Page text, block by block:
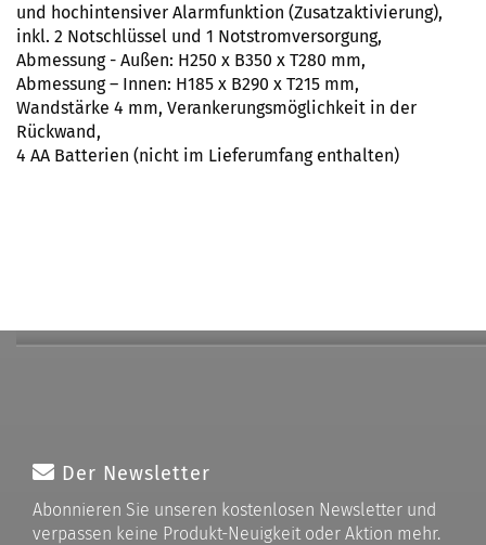
und hochintensiver Alarmfunktion (Zusatzaktivierung),
inkl. 2 Notschlüssel und 1 Notstromversorgung,
Abmessung - Außen: H250 x B350 x T280 mm,
Abmessung – Innen: H185 x B290 x T215 mm,
Wandstärke 4 mm, Verankerungsmöglichkeit in der
Rückwand,
4 AA Batterien (nicht im Lieferumfang enthalten)
Der Newsletter
Abonnieren Sie unseren kostenlosen Newsletter und
verpassen keine Produkt-Neuigkeit oder Aktion mehr.